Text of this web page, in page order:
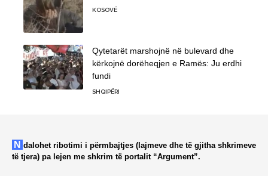
KOSOVË
Qytetarët marshojnë në bulevard dhe
kërkojnë dorëheqjen e Ramës: Ju erdhi
fundi
SHQIPËRI
Ndalohet ribotimi i përmbajtjes (lajmeve dhe të gjitha shkrimeve
të tjera) pa lejen me shkrim të portalit “Argument”.